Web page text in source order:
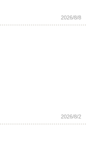
2026/8/8
2026/8/2